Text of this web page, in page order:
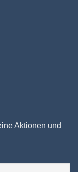
Aktionen und